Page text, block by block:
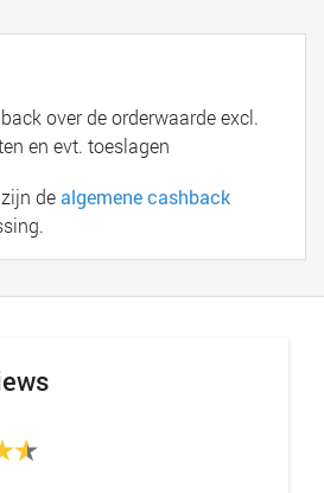
over de orderwaarde excl.
en evt. toeslagen
dealgemene cashback